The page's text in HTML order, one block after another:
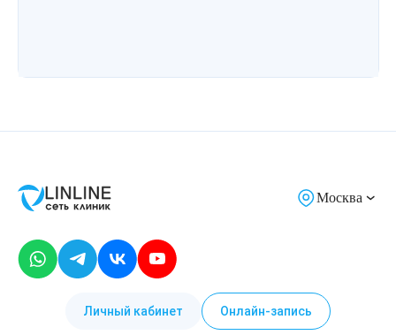
Москва
Личный кабинет Онлайн-запись